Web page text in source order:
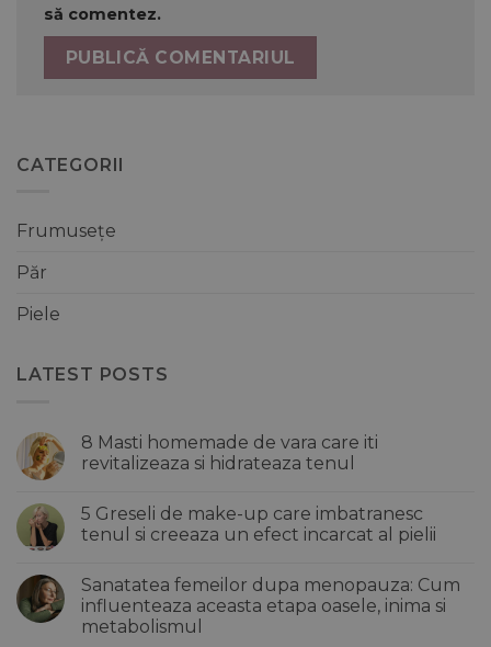
să comentez.
CATEGORII
Frumusețe
Păr
Piele
LATEST POSTS
8 Masti homemade de vara care iti
revitalizeaza si hidrateaza tenul
la
8
Masti
vara
care
iti
revitalizeaza
5 Greseli de make-up care imbatranesc
tenul si creeaza un efect incarcat al pielii
la
5
Greseli
de
Sanatatea femeilor dupa menopauza: Cum
influenteaza aceasta etapa oasele, inima si
metabolismul